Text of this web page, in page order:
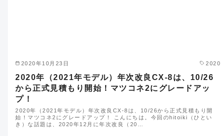
2020年10月23日 2020
2020年（2021年モデル）年次改良CX-8は、10/26
から正式見積もり開始！マツコネ2にグレードアッ
プ！
2020年（2021年モデル）年次改良CX-8は、10/26から正式見積もり開
始！マツコネ2にグレードアップ！ こんにちは。今回のhitoiki（ひとい
き）な話題は、2020年12月に年次改良（20…